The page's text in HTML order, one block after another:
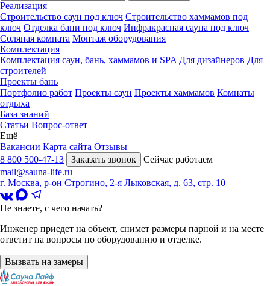
Реализация
Строительство саун под ключ Строительство хаммамов под
ключ Отделка бани под ключ Инфракрасная сауна под ключ
Соляная комната Монтаж оборудования
Комплектация
Комплектация саун, бань, хаммамов и SPA Для дизайнеров Для
строителей
Проекты бань
Портфолио работ Проекты саун Проекты хаммамов Комнаты
отдыха
База знаний
Статьи Вопрос-ответ
Ещё
Вакансии Карта сайта Отзывы
8 800 500-47-13
Заказать звонок
Сейчас работаем
mail@sauna-life.ru
г. Москва, р-он Строгино, 2-я Лыковская, д. 63, стр. 10
Не знаете, с чего начать?
Инженер приедет на объект, снимет размеры парной и на месте
ответит на вопросы по оборудованию и отделке.
Вызвать на замеры